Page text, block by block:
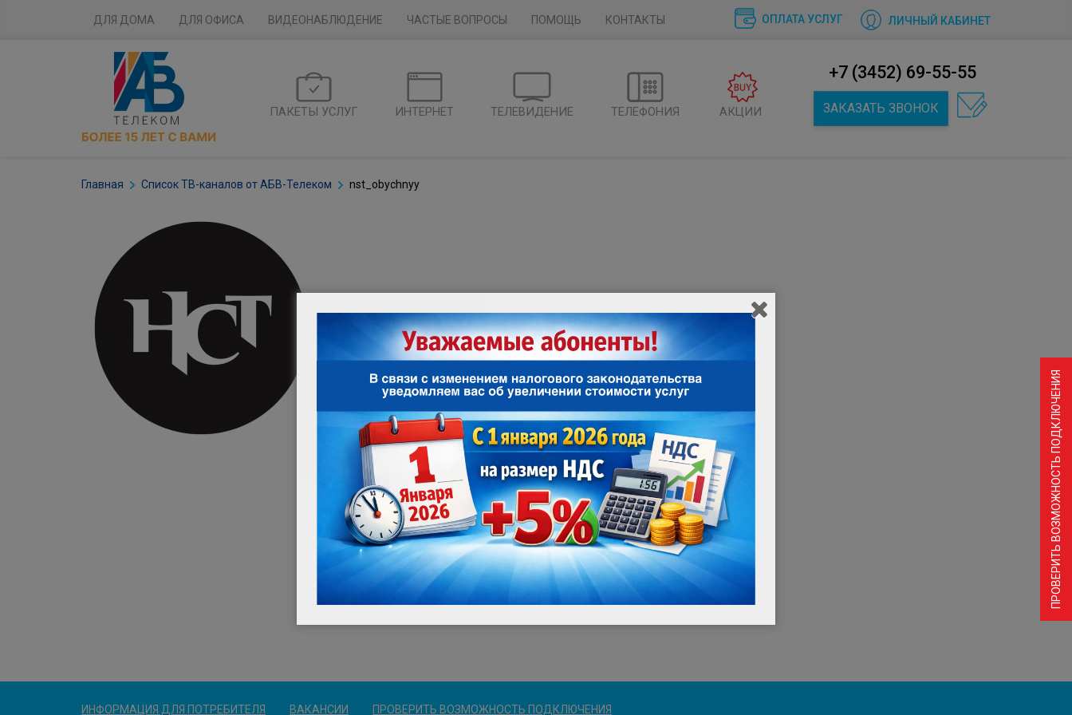
ДЛЯ ДОМА ДЛЯ ОФИСА ВИДЕОНАБЛЮДЕНИЕ ЧАСТЫЕ ВОПРОСЫ ПОМОЩЬ ОПЛАТА УСЛУГ
КОНТАКТЫ ЛИЧНЫЙ КАБИНЕТ
+7 (3452) 69-55-55
ЗАКАЗАТЬ ЗВОНОК
ПАКЕТЫ УСЛУГ ИНТЕРНЕТ ТЕЛЕВИДЕНИЕ ТЕЛЕФОНИЯ АКЦИИ
Главная Список ТВ-каналов от АБВ-Телеком nst_obychnyy
ПРОВЕРИТЬ ВОЗМОЖНОСТЬ ПОДКЛЮЧЕНИЯ
ИНФОРМАЦИЯ ДЛЯ ПОТРЕБИТЕЛЯ ВАКАНСИИ ПРОВЕРИТЬ ВОЗМОЖНОСТЬ ПОДКЛЮЧЕНИЯ